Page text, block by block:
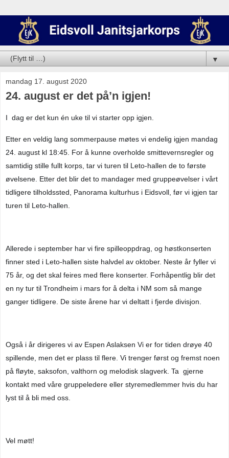
▼
mandag 17. august 2020
24. august er det på’n igjen!
I  dag er det kun én uke til vi starter opp igjen.
Etter en veldig lang sommerpause møtes vi endelig igjen mandag
24. august kl 18:45. For å kunne overholde smittevernsregler og
samtidig stille fullt korps, tar vi turen til Leto-hallen de to første
øvelsene. Etter det blir det to mandager med gruppeøvelser i vårt
tidligere tilholdssted, Panorama kulturhus i Eidsvoll, før vi igjen tar
turen til Leto-hallen.
Allerede i september har vi fire spilleoppdrag, og høstkonserten
finner sted i Leto-hallen siste halvdel av oktober. Neste år fyller vi
75 år, og det skal feires med flere konserter. Forhåpentlig blir det
en ny tur til Trondheim i mars for å delta i NM som så mange
ganger tidligere. De siste årene har vi deltatt i fjerde divisjon.
Også i år dirigeres vi av Espen Aslaksen Vi er for tiden drøye 40
spillende, men det er plass til flere. Vi trenger først og fremst noen
på fløyte, saksofon, valthorn og melodisk slagverk. Ta  gjerne
kontakt med våre gruppeledere eller styremedlemmer hvis du har
lyst til å bli med oss.
Vel møtt!